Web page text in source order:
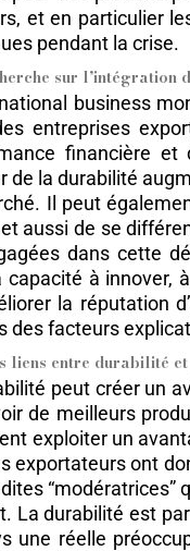
et en particulier
pendant la crise.
sur
business
entreprises
financière et
de la durabilité
Il peut
aussi de se
dans cette
capacité à
la réputation
des facteurs
liens entre durabilité
peut créer un
de meilleurs
exploiter un
exportateurs ont
La durabilité est
une réelle